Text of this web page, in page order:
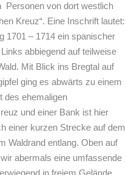
Personen von dort westlich
Kreuz“. Eine Inschrift lautet:
1701 – 1714 ein spanischer
abbiegend auf teilweise
Mit Blick ins Bregtal auf
ging es abwärts zu einem
des ehemaligen
und einer Bank ist hier
einer kurzen Strecke auf dem
Waldrand entlang. Oben auf
abermals eine umfassende